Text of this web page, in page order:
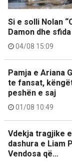
Si e solli Nolan
Damon dhe
04/08 15:09
Pamja e Ariana
te fansat,
peshën e saj
01/08 10:49
Vdekja tragjike
dashura e Liam
Vendosa që…